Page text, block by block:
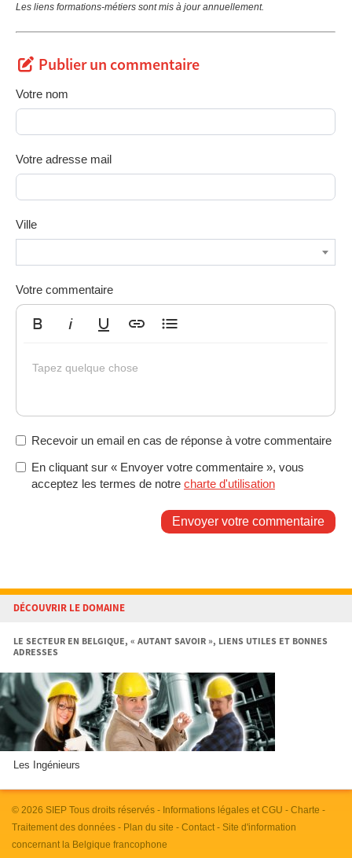
Les liens formations-métiers sont mis à jour annuellement.
Publier un commentaire
Votre nom
Votre adresse mail
Ville
Votre commentaire
Tapez quelque chose
Recevoir un email en cas de réponse à votre commentaire
En cliquant sur « Envoyer votre commentaire », vous
acceptez les termes de notre charte d'utilisation
Envoyer votre commentaire
DÉCOUVRIR LE DOMAINE
LE SECTEUR EN BELGIQUE, « AUTANT SAVOIR », LIENS UTILES ET BONNES
ADRESSES
Les Ingénieurs
© 2026 SIEP Tous droits réservés - Informations légales et CGU - Charte -
Traitement des données - Plan du site - Contact- Site d'information
concernant la Belgique francophone